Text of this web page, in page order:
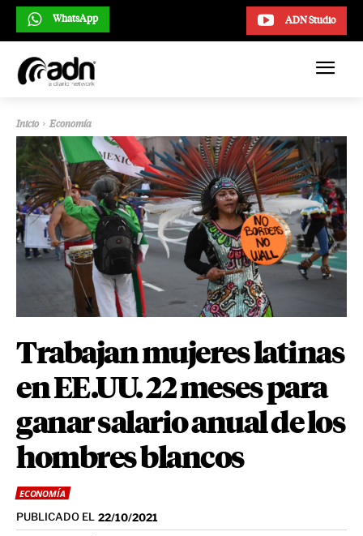
ADN Studio
WhatsApp
Inicio Economía
Trabajan mujeres latinas
en EE.UU. 22 meses para
ganar salario anual de los
hombres blancos
ECONOMÍA
PUBLICADO EL 22/10/2021